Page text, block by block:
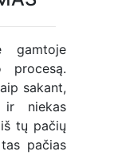
gamtoje
procesą.
sakant,
ir niekas
tų pačių
pačias